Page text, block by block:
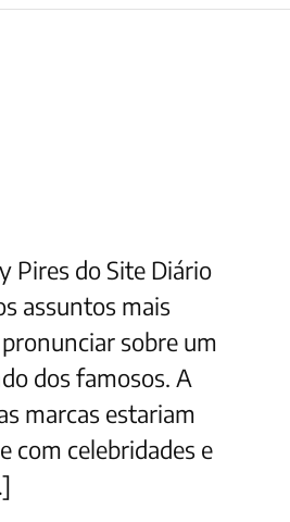
Pires do Site Diário
assuntos mais
sobre um
dos famosos. A
marcas estariam
com celebridades e